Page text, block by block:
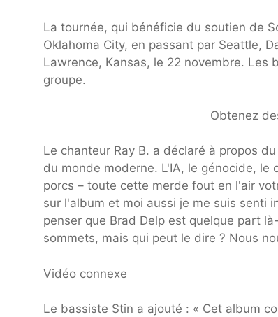
La tournée, qui bénéficie du soutien de
Oklahoma City, en passant par Seattle,
Lawrence, Kansas, le 22 novembre.
groupe.
Obtenez
Le chanteur Ray B. a déclaré à propos
du monde moderne. L'IA, le génocide,
porcs – toute cette merde fout en l'air
sur l'album et moi aussi je me suis senti
penser que Brad Delp est quelque part
sommets, mais qui peut le dire ? Nous
Vidéo connexe
Le bassiste Stin a ajouté : « Cet album